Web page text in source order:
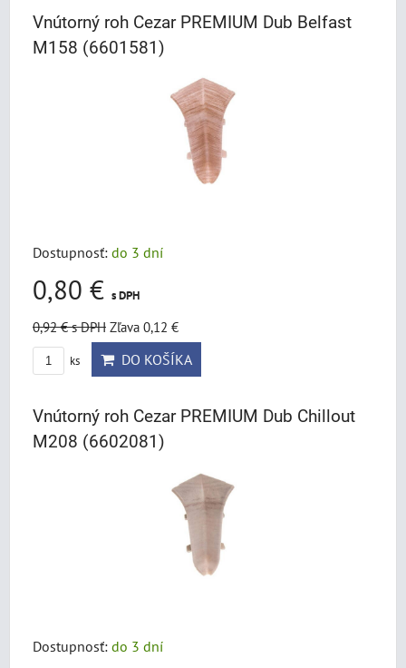
Vnútorný roh Cezar PREMIUM Dub Belfast
M158 (6601581)
Dostupnosť: do 3 dní
0,80 € s DPH
0,92 €s DPH Zľava 0,12 €
ks DO KOŠÍKA
Vnútorný roh Cezar PREMIUM Dub Chillout
M208 (6602081)
Dostupnosť: do 3 dní